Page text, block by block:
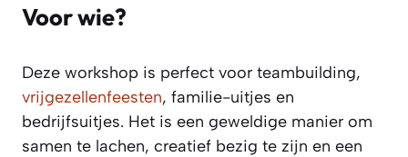
Voor wie?
Deze workshop is perfect voor teambuilding,
vrijgezellenfeesten, familie-uitjes en
bedrijfsuitjes. Het is een geweldige manier om
samen te lachen, creatief bezig te zijn en een